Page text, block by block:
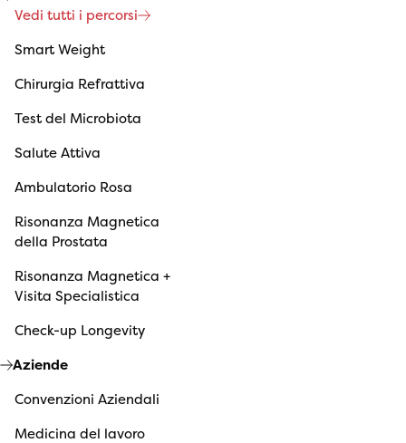
Vedi tutti i percorsi
Smart Weight
Chirurgia Refrattiva
Test del Microbiota
Salute Attiva
Ambulatorio Rosa
Risonanza Magnetica
della Prostata
Risonanza Magnetica +
Visita Specialistica
Check-up Longevity
Aziende
Convenzioni Aziendali
Medicina del lavoro